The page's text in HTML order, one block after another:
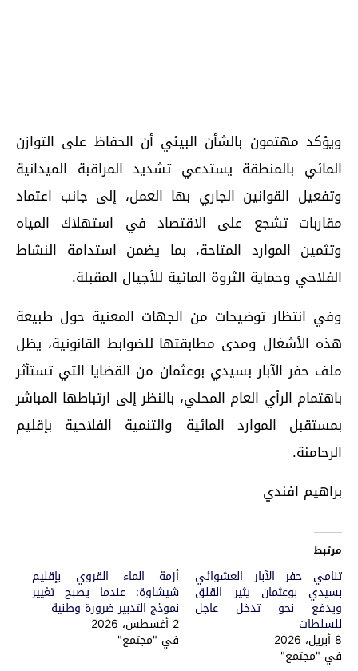
ويؤكد مهتمون بالشأن البيئي أن الحفاظ على التوازن
المائي بالمنطقة يستدعي تشديد المراقبة الميدانية
وتفعيل القوانين الجاري بها العمل، إلى جانب اعتماد
مقاربات تشجع على الاقتصاد في استهلاك المياه
وتثمين الموارد المتاحة، بما يضمن استدامة النشاط
الفلاحي وحماية الثروة المائية للأجيال المقبلة.
وفي انتظار توضيحات من الجهات المعنية حول طبيعة
هذه الأشغال ومدى مطابقتها للضوابط القانونية، يظل
ملف حفر الآبار بسيدي بوعثمان من القضايا التي تستأثر
باهتمام الرأي العام المحلي، بالنظر إلى ارتباطها المباشر
بمستقبل الموارد المائية والتنمية الفلاحية بإقليم
الرحامنة.
براهيم افندي
مرتبط
تنامي حفر الآبار العشوائي
بسيدي بوعثمان يثير القلق
ويدفع نحو تدخل عاجل
للسلطات
8 أبريل، 2026
في "مجتمع"
أزمة الماء القروي بإقليم
شيشاوة: عندما يصبح تغيير
نموذج التدبير ضرورة وطنية
2 أغسطس، 2026
في "مجتمع"